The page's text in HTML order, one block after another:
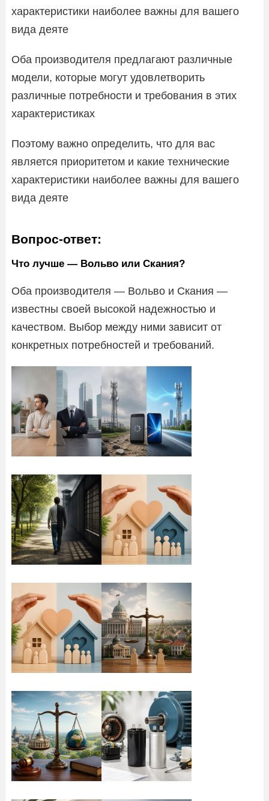
характеристики наиболее важны для вашего
вида деяте
Оба производителя предлагают различные
модели, которые могут удовлетворить
различные потребности и требования в этих
характеристиках
Поэтому важно определить, что для вас
является приоритетом и какие технические
характеристики наиболее важны для вашего
вида деяте
Вопрос-ответ:
Что лучше — Вольво или Скания?
Оба производителя — Вольво и Скания —
известны своей высокой надежностью и
качеством. Выбор между ними зависит от
конкретных потребностей и требований.